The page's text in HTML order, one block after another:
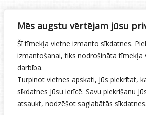
Mēs augstu vērtējam jūsu
Šī tīmekļa vietne izmanto sīkdatnes.
izmantošanai, tiks nodrošināta tīmekļa
darbība.
Turpinot vietnes apskati, Jūs piekrītat,
sīkdatnes Jūsu ierīcē. Savu piekrišanu
atsaukt, nodzēšot saglabātās sīkdatnes.
Gaisa t°18.9 C°
Redzamība:
2000.0 m
Nokrišņi: Bez nokrišņiem
Z vējš 6.22 m/s
Ceļa virsmas t° 20.1C° Rīgas ielas -
krustojumā
Lielupē
Svētē